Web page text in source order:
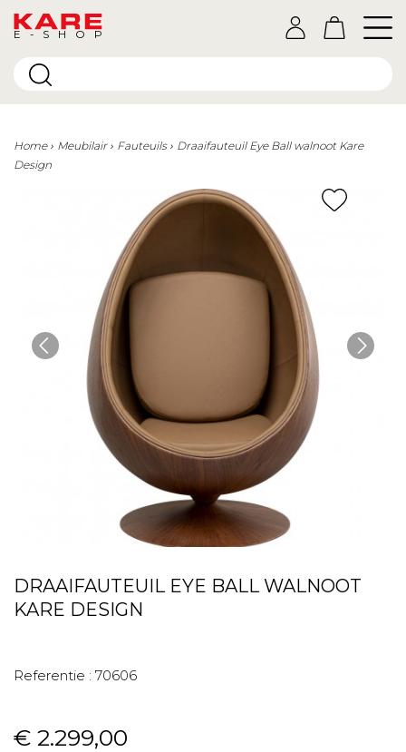
E-SHOP
Home Meubilair Fauteuils
Draaifauteuil Eye Ball walnoot Kare
Design
DRAAIFAUTEUIL EYE BALL WALNOOT
KARE DESIGN
Referentie : 70606
€ 2.299,00